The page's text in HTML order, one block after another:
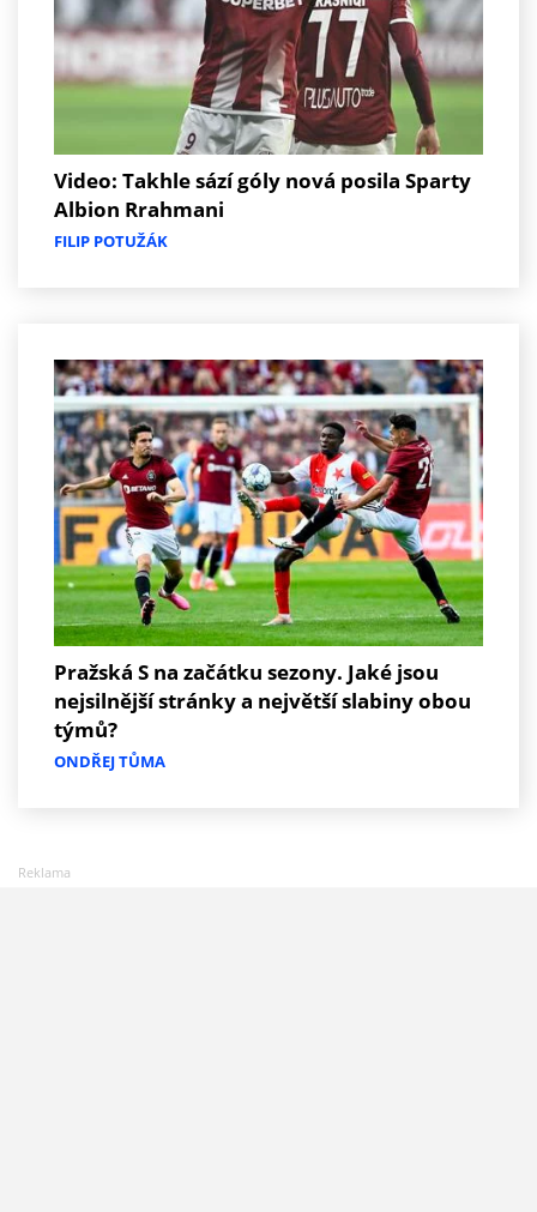
Video: Takhle sází góly nová posila Sparty
Albion Rrahmani
FILIP POTUŽÁK
Pražská S na začátku sezony. Jaké jsou
nejsilnější stránky a největší slabiny obou
týmů?
ONDŘEJ TŮMA